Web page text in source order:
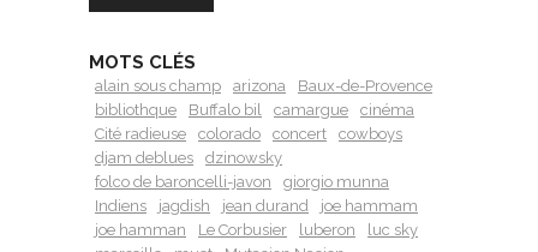
MOTS CLÉS
alain sous champ arizona
Baux-de-Provence
bibliothque
Buffalo bil camargue
cinéma
Cité radieuse
colorado concert
cowboys
djam deblues
dzinowsky
folco de baroncelli-javon
giorgio munna
Indiens
jagdish jean durand
joe hammam
joe hamman
Le Corbusier luberon
luc sky